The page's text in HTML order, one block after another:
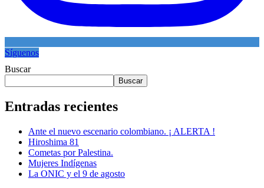
Síguenos
Buscar
Buscar
Entradas recientes
Ante el nuevo escenario colombiano. ¡ ALERTA !
Hiroshima 81
Cometas por Palestina.
Mujeres Indígenas
La ONIC y el 9 de agosto